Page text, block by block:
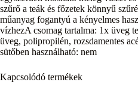
szűrő a teák és főzetek könnyű
műanyag fogantyú a kényelmes
vízhezA csomag tartalma: 1x üveg
üveg, polipropilén, rozsdamentes
sütőben használható: nem
Kapcsolódó termékek